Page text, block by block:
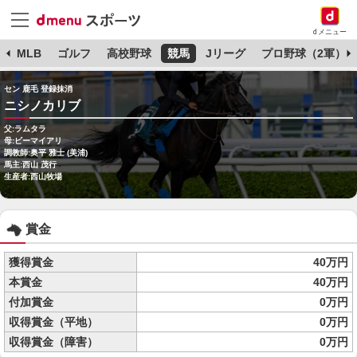
dメニュー
MLB ゴルフ 高校野球 競馬 Jリーグ プロ野球（2軍）
セン 鹿毛 登録抹消
ニシノカリブ
父:ラムタラ
母:ビーマイアリ
調教師:奥平 雅士 (美浦)
馬主:西山 茂行
生産者:西山牧場
賞金
獲得賞金
40万円
本賞金
40万円
付加賞金
0万円
収得賞金（平地）
0万円
収得賞金（障害）
0万円